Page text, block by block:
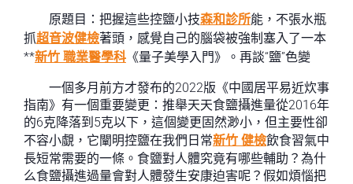
原題目：把握這些控鹽小技森和診所能，不張水瓶
抓超音波健檢著頭，感覺自己的腦袋被強制塞入了一本
**新竹 職業醫學科 《量子美學入門》。再談“鹽”色變
一個多月前方才發布的2022版《中國居平易近炊事
指南》有一個重要變更：推舉天天食鹽攝進量從2016年
的6克降落到5克以下，這個變更固然渺小，但主要性卻
不容小覷，它闡明控鹽在我們日常新竹 健檢飲食習氣中
長短常需要的一條。食鹽對人體究竟有哪些輔助？為什
么食鹽攝進過量會對人體發生安康迫害呢？假如煩惱把